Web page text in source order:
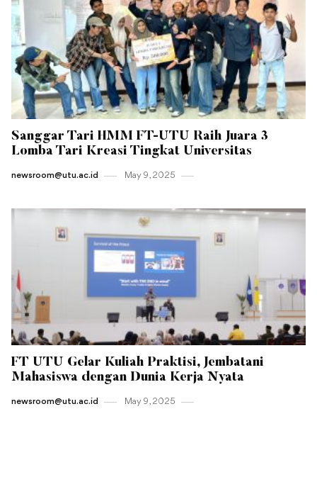
Sanggar Tari HMM FT-UTU Raih Juara 3
Lomba Tari Kreasi Tingkat Universitas
newsroom@utu.ac.id May 9 , 2025
FT UTU Gelar Kuliah Praktisi, Jembatani
Mahasiswa dengan Dunia Kerja Nyata
newsroom@utu.ac.id May 9 , 2025